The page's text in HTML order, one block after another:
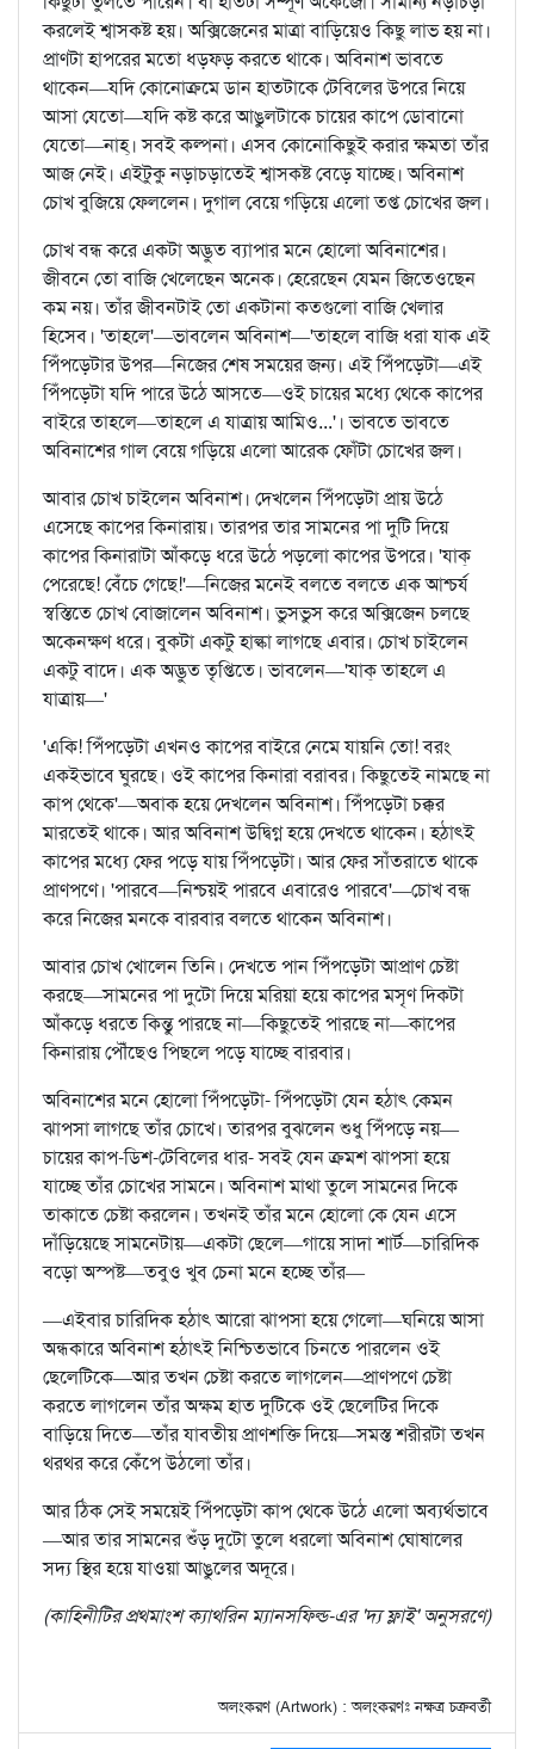
করলেই শ্বাসকষ্ট হয়। অক্সিজেনের মাত্রা বাড়িয়েও কিছু লাভ হয় না।
প্রাণটা হাপরের মতো ধড়ফড় করতে থাকে। অবিনাশ ভাবতে
থাকেন—যদি কোনোক্রমে ডান হাতটাকে টেবিলের উপরে নিয়ে
আসা যেতো—যদি কষ্ট করে আঙুলটাকে চায়ের কাপে ডোবানো
যেতো—নাহ্‌। সবই কল্পনা। এসব কোনোকিছুই করার ক্ষমতা তাঁর
আজ নেই। এইটুকু নড়াচড়াতেই শ্বাসকষ্ট বেড়ে যাচ্ছে। অবিনাশ
চোখ বুজিয়ে ফেললেন। দুগাল বেয়ে গড়িয়ে এলো তপ্ত চোখের জল।
চোখ বন্ধ করে একটা অদ্ভুত ব্যাপার মনে হোলো অবিনাশের।
জীবনে তো বাজি খেলেছেন অনেক। হেরেছেন যেমন জিতেওছেন
কম নয়। তাঁর জীবনটাই তো একটানা কতগুলো বাজি খেলার
হিসেব। 'তাহলে'—ভাবলেন অবিনাশ—'তাহলে বাজি ধরা যাক এই
পিঁপড়েটার উপর—নিজের শেষ সময়ের জন্য। এই পিঁপড়েটা—এই
পিঁপড়েটা যদি পারে উঠে আসতে—ওই চায়ের মধ্যে থেকে কাপের
বাইরে তাহলে—তাহলে এ যাত্রায় আমিও...'। ভাবতে ভাবতে
অবিনাশের গাল বেয়ে গড়িয়ে এলো আরেক ফোঁটা চোখের জল।
আবার চোখ চাইলেন অবিনাশ। দেখলেন পিঁপড়েটা প্রায় উঠে
এসেছে কাপের কিনারায়। তারপর তার সামনের পা দুটি দিয়ে
কাপের কিনারাটা আঁকড়ে ধরে উঠে পড়লো কাপের উপরে। 'যাক্‌
পেরেছে! বেঁচে গেছে!'—নিজের মনেই বলতে বলতে এক আশ্চর্য
স্বস্তিতে চোখ বোজালেন অবিনাশ। ভুসভুস করে অক্সিজেন চলছে
অকেনক্ষণ ধরে। বুকটা একটু হাল্কা লাগছে এবার। চোখ চাইলেন
একটু বাদে। এক অদ্ভুত তৃপ্তিতে। ভাবলেন—'যাক্‌ তাহলে এ
যাত্রায়—'
'একি! পিঁপড়েটা এখনও কাপের বাইরে নেমে যায়নি তো! বরং
একইভাবে ঘুরছে। ওই কাপের কিনারা বরাবর। কিছুতেই নামছে না
কাপ থেকে'—অবাক হয়ে দেখলেন অবিনাশ। পিঁপড়েটা চক্কর
মারতেই থাকে। আর অবিনাশ উদ্বিগ্ন হয়ে দেখতে থাকেন। হঠাৎই
কাপের মধ্যে ফের পড়ে যায় পিঁপড়েটা। আর ফের সাঁতরাতে থাকে
প্রাণপণে। 'পারবে—নিশ্চয়ই পারবে এবারেও পারবে'—চোখ বন্ধ
করে নিজের মনকে বারবার বলতে থাকেন অবিনাশ।
আবার চোখ খোলেন তিনি। দেখতে পান পিঁপড়েটা আপ্রাণ চেষ্টা
করছে—সামনের পা দুটো দিয়ে মরিয়া হয়ে কাপের মসৃণ দিকটা
আঁকড়ে ধরতে কিন্তু পারছে না—কিছুতেই পারছে না—কাপের
কিনারায় পৌঁছেও পিছলে পড়ে যাচ্ছে বারবার।
অবিনাশের মনে হোলো পিঁপড়েটা- পিঁপড়েটা যেন হঠাৎ কেমন
ঝাপসা লাগছে তাঁর চোখে। তারপর বুঝলেন শুধু পিঁপড়ে নয়—
চায়ের কাপ-ডিশ-টেবিলের ধার- সবই যেন ক্রমশ ঝাপসা হয়ে
যাচ্ছে তাঁর চোখের সামনে। অবিনাশ মাথা তুলে সামনের দিকে
তাকাতে চেষ্টা করলেন। তখনই তাঁর মনে হোলো কে যেন এসে
দাঁড়িয়েছে সামনেটায়—একটা ছেলে—গায়ে সাদা শার্ট—চারিদিক
বড়ো অস্পষ্ট—তবুও খুব চেনা মনে হচ্ছে তাঁর—
—এইবার চারিদিক হঠাৎ আরো ঝাপসা হয়ে গেলো—ঘনিয়ে আসা
অন্ধকারে অবিনাশ হঠাৎই নিশ্চিতভাবে চিনতে পারলেন ওই
ছেলেটিকে—আর তখন চেষ্টা করতে লাগলেন—প্রাণপণে চেষ্টা
করতে লাগলেন তাঁর অক্ষম হাত দুটিকে ওই ছেলেটির দিকে
বাড়িয়ে দিতে—তাঁর যাবতীয় প্রাণশক্তি দিয়ে—সমস্ত শরীরটা তখন
থরথর করে কেঁপে উঠলো তাঁর।
আর ঠিক সেই সময়েই পিঁপড়েটা কাপ থেকে উঠে এলো অব্যর্থভাবে
—আর তার সামনের শুঁড় দুটো তুলে ধরলো অবিনাশ ঘোষালের
সদ্য স্থির হয়ে যাওয়া আঙুলের অদূরে।
(কাহিনীটির প্রথমাংশ ক্যাথরিন ম্যানসফিল্ড-এর 'দ্য ফ্লাই' অনুসরণে)
অলংকরণ (Artwork) : অলংকরণঃ নক্ষত্র চক্রবর্তী